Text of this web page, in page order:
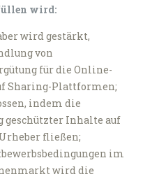
wird:
wird gestärkt,
von
für die Online-
Sharing-Plattformen;
indem die
geschützter Inhalte auf
fließen;
im
wird die